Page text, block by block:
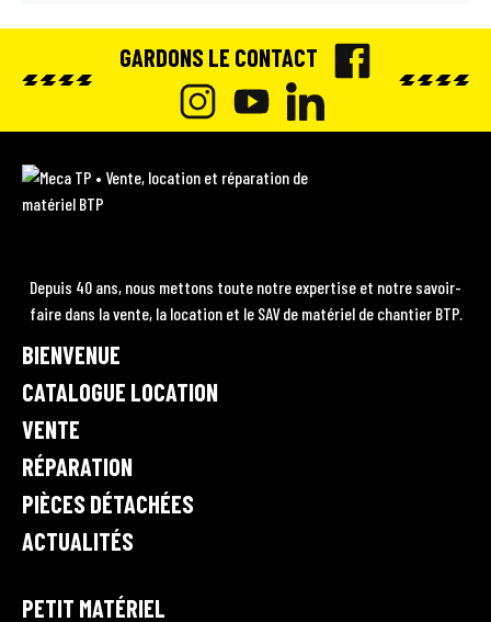
GARDONS LE CONTACT
A
O
O
I
N
A
G
A
Y
O
U
B
L
I
E
D
M
e
V
e
t
e
,
l
o
a
Depuis 40 ans, nous mettons toute notre expertise et notre savoir-
faire dans la vente, la location et le SAV de matériel de chantier BTP.
BIENVENUE
CATALOGUE LOCATION
VENTE
RÉPARATION
PIÈCES DÉTACHÉES
ACTUALITÉS
PETIT MATÉRIEL